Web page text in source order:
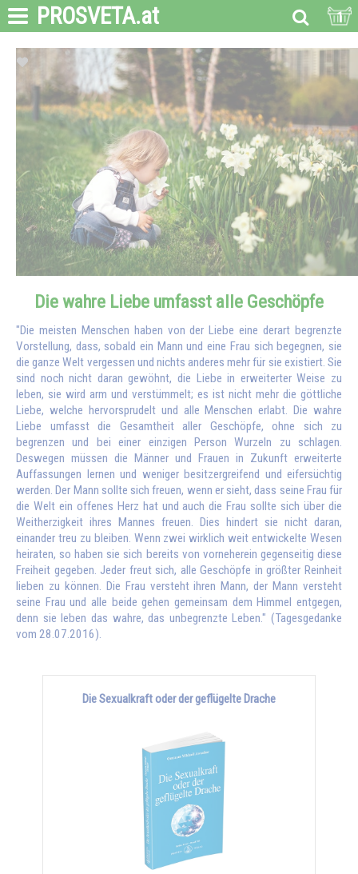
PROSVETA.at 1
Die wahre Liebe umfasst alle Geschöpfe
"Die meisten Menschen haben von der Liebe eine derart begrenzte
Vorstellung, dass, sobald ein Mann und eine Frau sich begegnen, sie
die ganze Welt vergessen und nichts anderes mehr für sie existiert. Sie
sind noch nicht daran gewöhnt, die Liebe in erweiterter Weise zu
leben, sie wird arm und verstümmelt; es ist nicht mehr die göttliche
Liebe, welche hervorsprudelt und alle Menschen erlabt. Die wahre
Liebe umfasst die Gesamtheit aller Geschöpfe, ohne sich zu
begrenzen und bei einer einzigen Person Wurzeln zu schlagen.
Deswegen müssen die Männer und Frauen in Zukunft erweiterte
Auffassungen lernen und weniger besitzergreifend und eifersüchtig
werden. Der Mann sollte sich freuen, wenn er sieht, dass seine Frau für
die Welt ein offenes Herz hat und auch die Frau sollte sich über die
Weitherzigkeit ihres Mannes freuen. Dies hindert sie nicht daran,
einander treu zu bleiben. Wenn zwei wirklich weit entwickelte Wesen
heiraten, so haben sie sich bereits von vorneherein gegenseitig diese
Freiheit gegeben. Jeder freut sich, alle Geschöpfe in größter Reinheit
lieben zu können. Die Frau versteht ihren Mann, der Mann versteht
seine Frau und alle beide gehen gemeinsam dem Himmel entgegen,
denn sie leben das wahre, das unbegrenzte Leben." (Tagesgedanke
vom 28.07.2016).
Die Sexualkraft oder der geflügelte Drache